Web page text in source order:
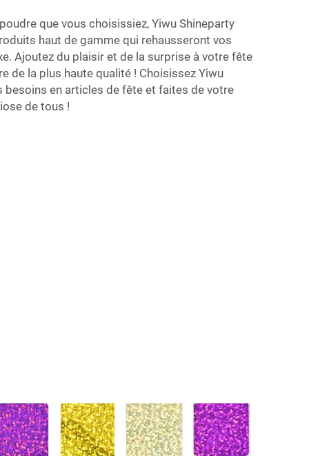
que vous choisissiez, Yiwu Shineparty
haut de gamme qui rehausseront vos
Ajoutez du plaisir et de la surprise à votre fête
de la plus haute qualité ! Choisissez Yiwu
besoins en articles de fête et faites de votre
de tous !